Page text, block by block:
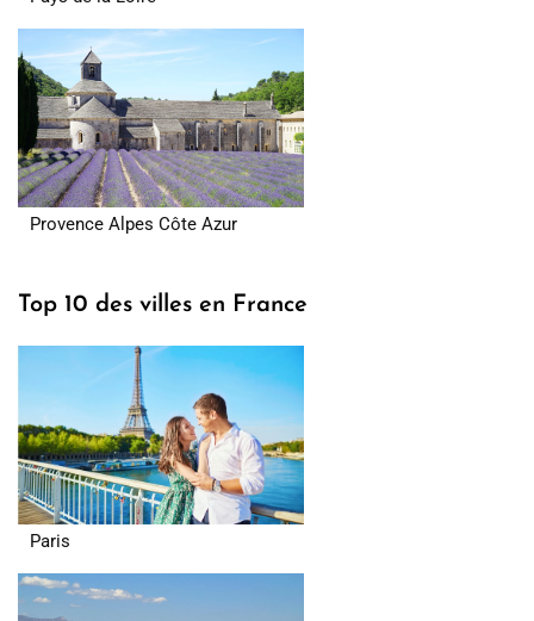
Provence Alpes Côte Azur
Top 10 des villes en France
Paris